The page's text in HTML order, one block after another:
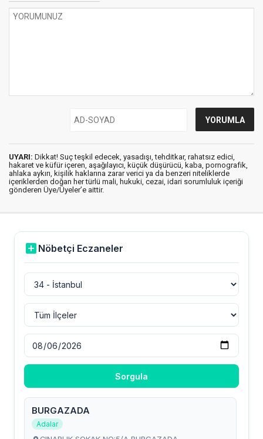
UYARI: Dikkat! Suç teşkil edecek, yasadışı, tehditkar, rahatsız edici,
hakaret ve küfür içeren, aşağılayıcı, küçük düşürücü, kaba, pornografik,
ahlaka aykırı, kişilik haklarına zarar verici ya da benzeri niteliklerde
içeriklerden doğan her türlü mali, hukuki, cezai, idari sorumluluk içeriği
gönderen Üye/Üyeler’e aittir.